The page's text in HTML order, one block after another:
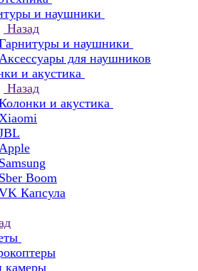
и наушники
Назад
и наушники
для наушников
и акустика
Назад
и акустика
Samsung
Sber Boom
Капсула
камеры